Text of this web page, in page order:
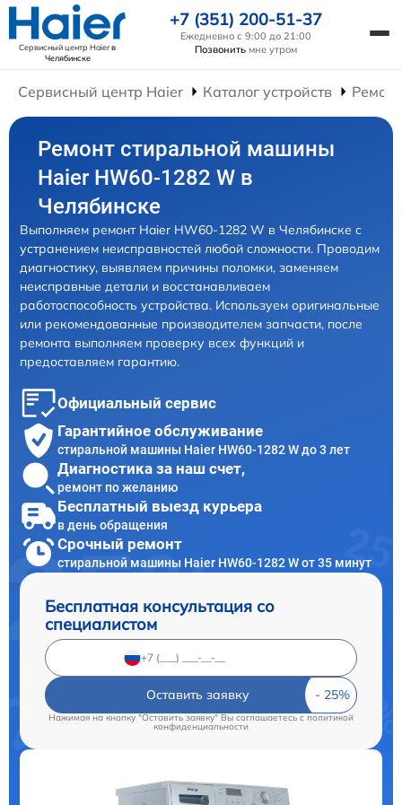
Сервисный центр Haierв
Челябинске
+7 (351) 200-51-37
Ежедневно с 9:00 до 21:00
Позвонить мне утром
Сервисный центр Haier Каталог устройств
Ремонт стиральной машины
Haier HW60-1282 W в
Челябинске
Выполняем ремонт Haier HW60-1282 W в Челябинске с
устранением неисправностей любой сложности. Проводим
диагностику, выявляем причины поломки, заменяем
неисправные детали и восстанавливаем
работоспособность устройства. Используем оригинальные
или рекомендованные производителем запчасти, после
ремонта выполняем проверку всех функций и
предоставляем гарантию.
Официальный сервис
Гарантийное обслуживание
стиральной машины Haier HW60-1282 W до 3 лет
Диагностика за наш счет,
ремонт по желанию
Бесплатный выезд курьера
в день обращения
Срочный ремонт
стиральной машины Haier HW60-1282 W от 35 минут
Бесплатная консультация со
специалистом
Оставить заявку
Нажимая на кнопку "Оставить заявку" Вы соглашаетесь cполитикой
конфиденциальности